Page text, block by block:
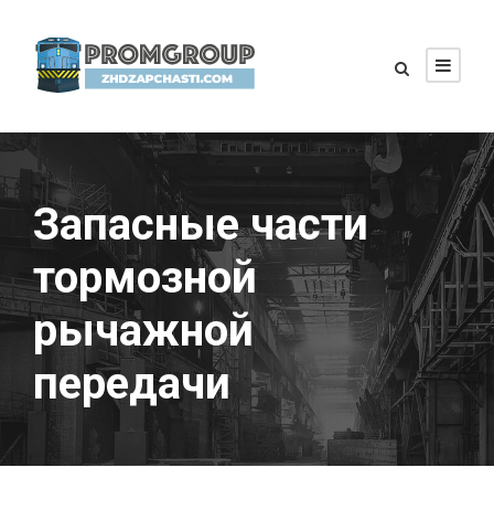
Запасные части
тормозной
рычажной
передачи